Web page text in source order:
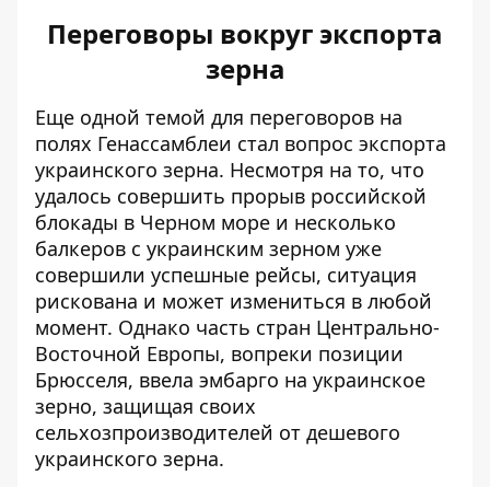
Переговоры вокруг экспорта
зерна
Еще одной темой для переговоров на
полях Генассамблеи стал вопрос экспорта
украинского зерна. Несмотря на то, что
удалось совершить прорыв российской
блокады в Черном море и несколько
балкеров с украинским зерном уже
совершили успешные рейсы, ситуация
рискована и может измениться в любой
момент. Однако часть стран Центрально-
Восточной Европы, вопреки позиции
Брюсселя, ввела эмбарго на украинское
зерно, защищая своих
сельхозпроизводителей от дешевого
украинского зерна.